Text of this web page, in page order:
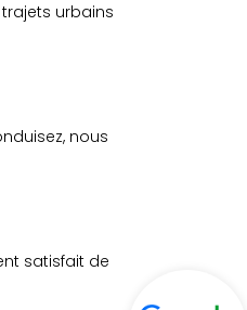
urbains
nous
satisfait de